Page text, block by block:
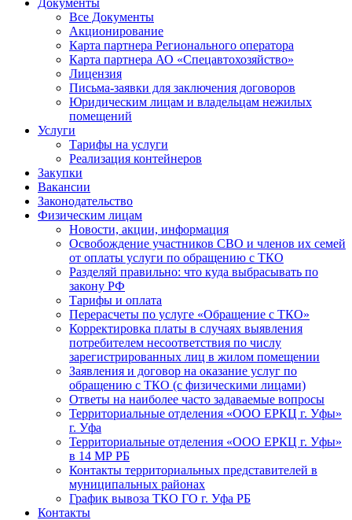
Все Документы
Акционирование
Карта партнера Регионального оператора
Карта партнера АО «Спецавтохозяйство»
Лицензия
Письма-заявки для заключения договоров
Юридическим лицам и владельцам нежилых
помещений
Услуги
Тарифы на услуги
Реализация контейнеров
Закупки
Вакансии
Законодательство
Физическим лицам
Новости, акции, информация
Освобождение участников СВО и членов их семей
от оплаты услуги по обращению с ТКО
Разделяй правильно: что куда выбрасывать по
закону РФ
Тарифы и оплата
Перерасчеты по услуге «Обращение с ТКО»
Корректировка платы в случаях выявления
потребителем несоответствия по числу
зарегистрированных лиц в жилом помещении
Заявления и договор на оказание услуг по
обращению с ТКО (с физическими лицами)
Ответы на наиболее часто задаваемые вопросы
Территориальные отделения «ООО ЕРКЦ г. Уфы»
г. Уфа
Территориальные отделения «ООО ЕРКЦ г. Уфы»
в 14 МР РБ
Контакты территориальных представителей в
муниципальных районах
График вывоза ТКО ГО г. Уфа РБ
Контакты